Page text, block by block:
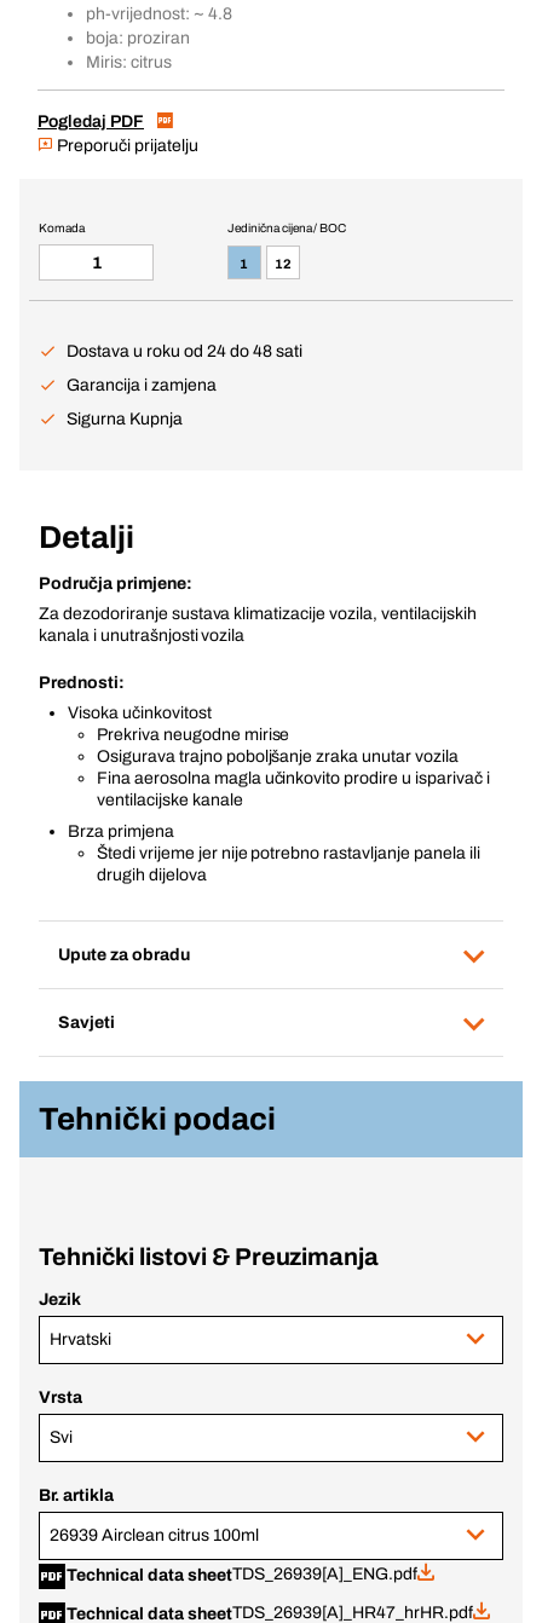
ph-vrijednost: ~ 4.8
boja: proziran
Miris: citrus
Pogledaj PDF
Preporuči prijatelju
Jedinična cijena / BOC
1 12
Komada
Dostava u roku od 24 do 48 sati
Garancija i zamjena
Sigurna Kupnja
Detalji
Područja primjene:
Za dezodoriranje sustava klimatizacije vozila, ventilacijskih
kanala i unutrašnjosti vozila
Prednosti:
Visoka učinkovitost
Prekriva neugodne mirise
Osigurava trajno poboljšanje zraka unutar vozila
Fina aerosolna magla učinkovito prodire u isparivač i
ventilacijske kanale
Brza primjena
Štedi vrijeme jer nije potrebno rastavljanje panela ili
drugih dijelova
Upute za obradu
Savjeti
Tehnički podaci
Tehnički listovi & Preuzimanja
Jezik
Hrvatski
Vrsta
Svi
Br. artikla
26939 Airclean citrus 100ml
Technical data sheetTDS_26939[A]_ENG.pdf
Technical data sheetTDS_26939[A]_HR47_hrHR.pdf